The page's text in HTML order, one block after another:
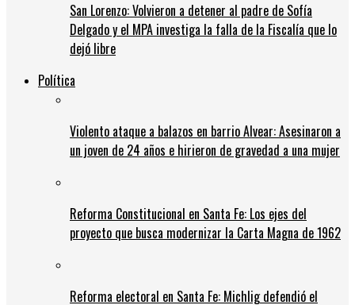
San Lorenzo: Volvieron a detener al padre de Sofía
Delgado y el MPA investiga la falla de la Fiscalía que lo
dejó libre
Política
Violento ataque a balazos en barrio Alvear: Asesinaron a
un joven de 24 años e hirieron de gravedad a una mujer
Reforma Constitucional en Santa Fe: Los ejes del
proyecto que busca modernizar la Carta Magna de 1962
Reforma electoral en Santa Fe: Michlig defendió el